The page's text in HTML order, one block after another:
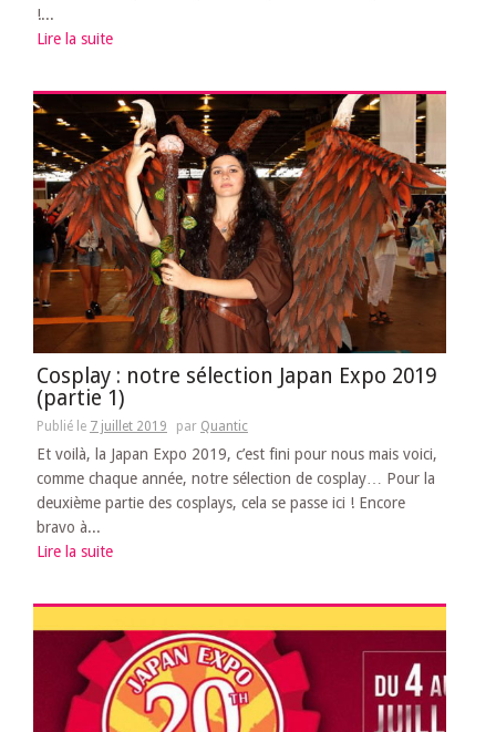
!...
Lire la suite
Cosplay : notre sélection Japan Expo 2019
(partie 1)
Publié le 7 juillet 2019 par Quantic
Et voilà, la Japan Expo 2019, c’est fini pour nous mais voici,
comme chaque année, notre sélection de cosplay… Pour la
deuxième partie des cosplays, cela se passe ici ! Encore
bravo à...
Lire la suite